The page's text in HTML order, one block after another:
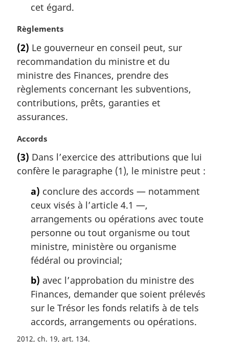
cet égard.
N
t
e
m
a
g
i
a
l
e
:
Règlements
(2) Le gouverneur en conseil peut, sur
recommandation du ministre et du
ministre des Finances, prendre des
règlements concernant les subventions,
contributions, prêts, garanties et
assurances.
N
t
e
Accords
(3) Dans l’exercice des attributions que lui
confère le paragraphe (1), le ministre peut :
a) conclure des accords — notamment
ceux visés à l’article 4.1 —,
arrangements ou opérations avec toute
personne ou tout organisme ou tout
ministre, ministère ou organisme
fédéral ou provincial;
b) avec l’approbation du ministre des
Finances, demander que soient prélevés
sur le Trésor les fonds relatifs à de tels
accords, arrangements ou opérations.
2012, ch. 19, art. 134